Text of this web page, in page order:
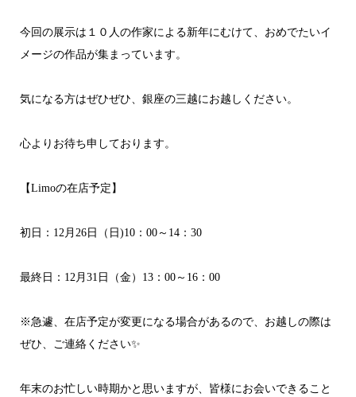
今回の展示は１０人の作家による新年にむけて、おめでたいイ
メージの作品が集まっています。
気になる方はぜひぜひ、銀座の三越にお越しください。
心よりお待ち申しております。
【Limoの在店予定】
初日：12月26日（日)10：00～14：30
最終日：12月31日（金）13：00～16：00
※急遽、在店予定が変更になる場合があるので、お越しの際は
ぜひ、ご連絡ください✨
年末のお忙しい時期かと思いますが、皆様にお会いできること